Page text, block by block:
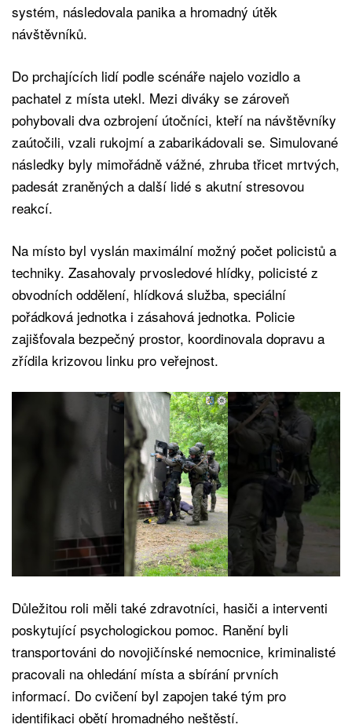
systém, následovala panika a hromadný útěk
návštěvníků.
Do prchajících lidí podle scénáře najelo vozidlo a
pachatel z místa utekl. Mezi diváky se zároveň
pohybovali dva ozbrojení útočníci, kteří na návštěvníky
zaútočili, vzali rukojmí a zabarikádovali se. Simulované
následky byly mimořádně vážné, zhruba třicet mrtvých,
padesát zraněných a další lidé s akutní stresovou
reakcí.
Na místo byl vyslán maximální možný počet policistů a
techniky. Zasahovaly prvosledové hlídky, policisté z
obvodních oddělení, hlídková služba, speciální
pořádková jednotka i zásahová jednotka. Policie
zajišťovala bezpečný prostor, koordinovala dopravu a
zřídila krizovou linku pro veřejnost.
Důležitou roli měli také zdravotníci, hasiči a interventi
poskytující psychologickou pomoc. Ranění byli
transportováni do novojičínské nemocnice, kriminalisté
pracovali na ohledání místa a sbírání prvních
informací. Do cvičení byl zapojen také tým pro
identifikaci obětí hromadného neštěstí.